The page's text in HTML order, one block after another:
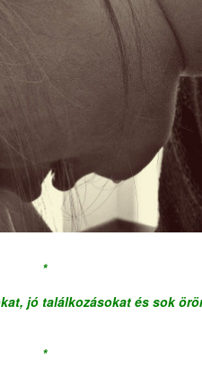
*
jó találkozásokat és sok
*